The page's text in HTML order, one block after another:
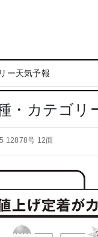
ー天気予報
・カテゴリ
12878号 12面